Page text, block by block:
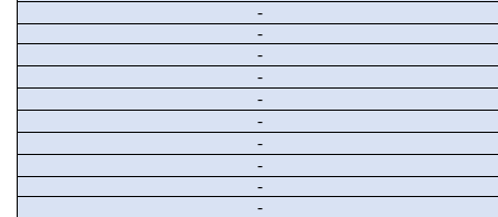
-
-
-
-
-
-
-
-
-
-